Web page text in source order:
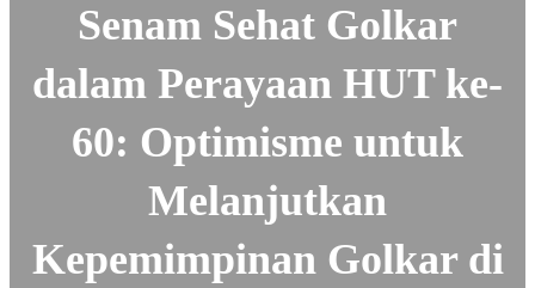
Senam Sehat Golkar
dalam Perayaan HUT ke-
60: Optimisme untuk
Melanjutkan
Kepemimpinan Golkar di